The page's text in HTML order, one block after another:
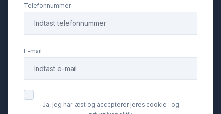
Telefonnummer
E-mail
Ja, jeg har læst og accepterer jeres cookie- og